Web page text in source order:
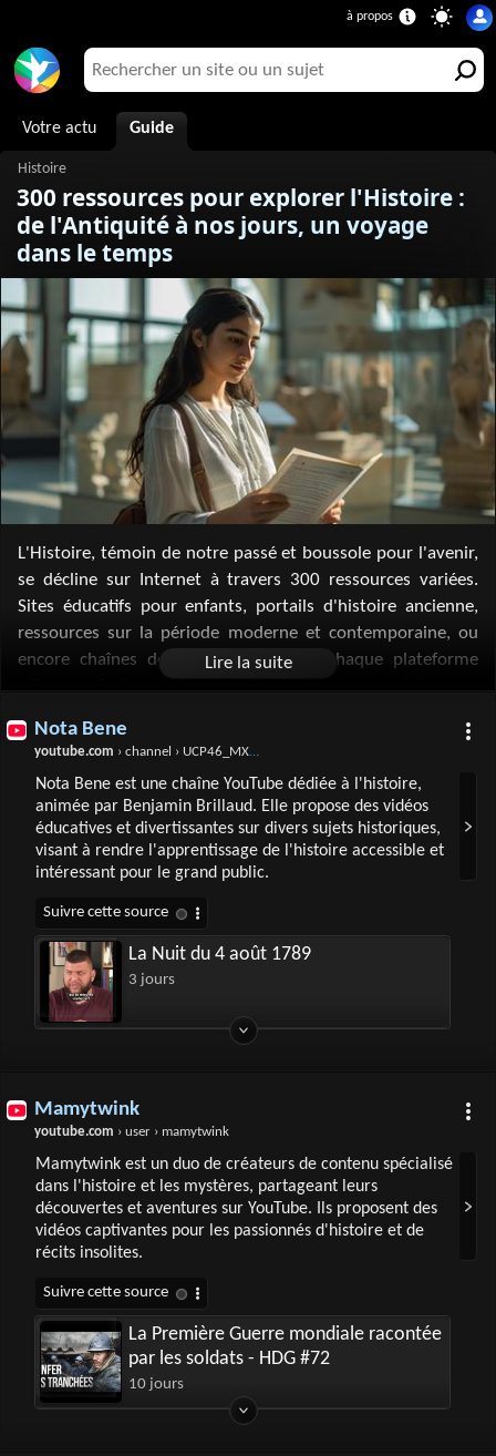
Votre actu Guide
300 ressources pour explorer l'Histoire :
de l'Antiquité à nos jours, un voyage
dans le temps
L'Histoire, témoin de notre passé et boussole pour l'avenir,
se décline sur Internet à travers 300 ressources variées.
Sites éducatifs pour enfants, portails d'histoire ancienne,
ressources sur la période moderne et contemporaine, ou
encore chaînes dédiées sur YouTube, chaque plateforme
disparues, en passant par l'archéologie et la numismatique,
passé. Magazines, podcasts, et blogs spécialisés tissent
ensemble un réseau dense de savoirs, rendant l'Histoire
vivante et accessible à tous, et invitant à une réflexion
continue sur notre héritage collectif.
Nota Bene
youtube.com › channel › UCP46_MXP_WG_auH88FnfS1A
Nota Bene est une chaîne YouTube dédiée à l'histoire,
animée par Benjamin Brillaud. Elle propose des vidéos
éducatives et divertissantes sur divers sujets historiques,
visant à rendre l'apprentissage de l'histoire accessible et
intéressant pour le grand public.
La Nuit du 4 août 1789
3 jours
Mamytwink
youtube.com › user › mamytwink
Mamytwink est un duo de créateurs de contenu spécialisé
dans l'histoire et les mystères, partageant leurs
découvertes et aventures sur YouTube. Ils proposent des
vidéos captivantes pour les passionnés d'histoire et de
récits insolites.
La Première Guerre mondiale racontée
par les soldats - HDG #72
10 jours